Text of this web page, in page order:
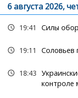
6 августа 2026,
19:41 Силы
19:11 Соловьев
18:43